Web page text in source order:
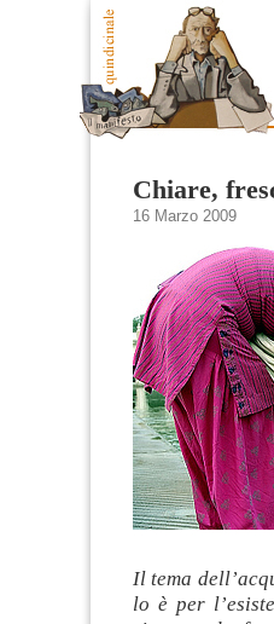
Chiare,
16 Marzo 2009
Il tema
lo è per